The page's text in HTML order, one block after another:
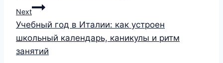
Next
Учебный год в Италии: как устроен
школьный календарь, каникулы и ритм
занятий